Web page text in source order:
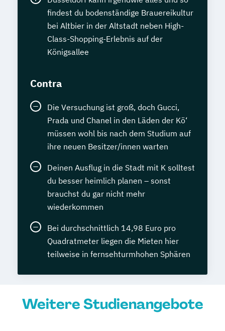
findest du bodenständige Brauereikultur
bei Altbier in der Altstadt neben High-
Class-Shopping-Erlebnis auf der
Königsallee
Contra
Die Versuchung ist groß, doch Gucci,
Prada und Chanel in den Läden der Kö‘
müssen wohl bis nach dem Studium auf
ihre neuen Besitzer/innen warten
Deinen Ausflug in die Stadt mit K solltest
du besser heimlich planen – sonst
brauchst du gar nicht mehr
wiederkommen
Bei durchschnittlich 14,98 Euro pro
Quadratmeter liegen die Mieten hier
teilweise in fernsehturmhohen Sphären
Weitere Studienangebote